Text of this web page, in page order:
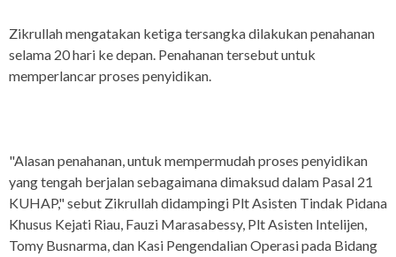
Zikrullah mengatakan ketiga tersangka dilakukan penahanan
selama 20 hari ke depan. Penahanan tersebut untuk
memperlancar proses penyidikan.
"Alasan penahanan, untuk mempermudah proses penyidikan
yang tengah berjalan sebagaimana dimaksud dalam Pasal 21
KUHAP," sebut Zikrullah didampingi Plt Asisten Tindak Pidana
Khusus Kejati Riau, Fauzi Marasabessy, Plt Asisten Intelijen,
Tomy Busnarma, dan Kasi Pengendalian Operasi pada Bidang